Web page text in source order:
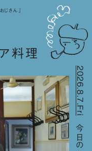
じさん』
2026.8.7.Fri
料理